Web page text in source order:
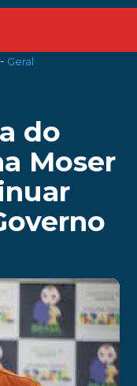
- Geral
do
Moser